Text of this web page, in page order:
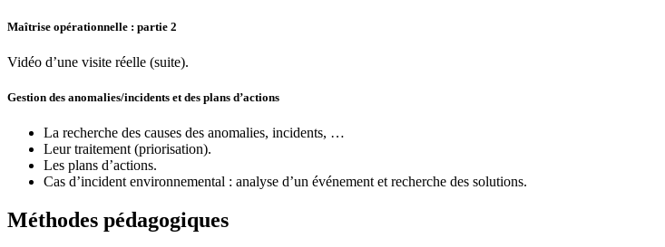
Maîtrise opérationnelle : partie 2
Vidéo d’une visite réelle (suite).
Gestion des anomalies/incidents et des plans d’actions
La recherche des causes des anomalies, incidents, …
Leur traitement (priorisation).
Les plans d’actions.
Cas d’incident environnemental : analyse d’un événement et recherche des solutions.
Méthodes pédagogiques